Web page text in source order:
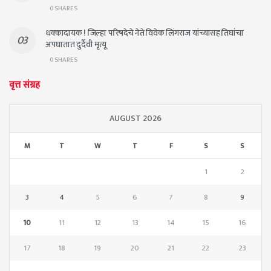
0 SHARES
धक्कादायक ! जिल्हा परिषदेचे नेते विवेक लिंगराज यांच्यासह तिघांचा
अपघातात दुर्दैवी मृत्यू
0 SHARES
वृत्त संग्रह
AUGUST 2026
M T W T F S S
1
2
3
4 5 6 7 8
9
10
11 12 13 14 15
16
17
18 19 20 21 22
23